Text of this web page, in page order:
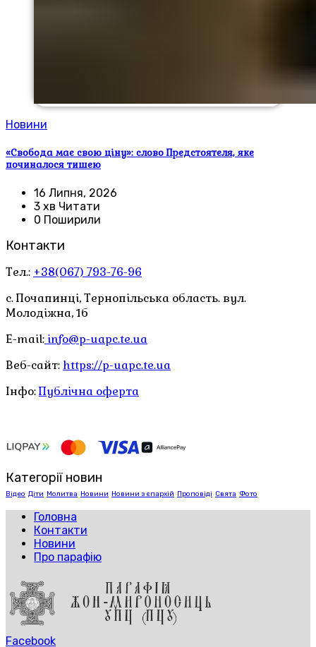
Новини
«Свобода має свою ціну»: слово Предстоятеля, яке
починалося тишею
16 Липня, 2026
3 хв Читати
0 Поширили
Контакти
Тел.: +38(067) 793-76-96
с. Почапинці, Тернопільська область. вул.
Молодіжна, 1б
E-mail: info@p-uapc.te.ua
Веб-сайт: https://p-uapc.te.ua
Інфо:Публічна оферта
Категорії новин
Відео Діти Молитва Новини Новини з єпархій Проповіді Свята Фото
Головна
Контакти
Новини
Про парафію
Facebook